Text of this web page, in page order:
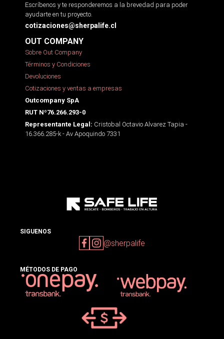
Escríbenos y te responderemos a la brevedad para poder
ayudarte en tu proyecto.
cotizaciones@sherpalife.cl
OUT COMPANY
Sobre Out Company
Términos y Condiciones
Devoluciones
Cotizaciones y ventas a empresas
Outcompany SpA
RUT Nº76.266.293-0
Representante Legal: Cristobal Octavio Alvarez Tapia -
16.366.285-k - Av Apoquindo 7331
SIGUENOS
@sherpalife
MÉTODOS DE PAGO